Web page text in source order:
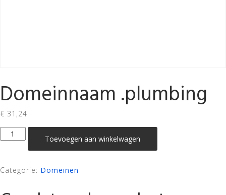
Domeinnaam .plumbing
€ 31,24
Domeinnaam
.plumbing
Toevoegen aan winkelwagen
Categorie: Domeinen